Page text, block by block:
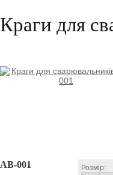
Краги для
Розмір:
AB-001